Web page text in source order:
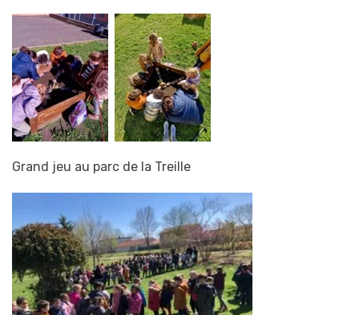
Grand jeu au parc de la Treille